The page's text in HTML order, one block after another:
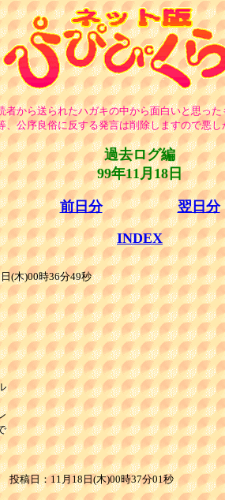
から送られたハガキの中から面白いと思っ
公序良俗に反する発言は削除しますので悪
過去ログ編
99年11月18日
前日分
翌日分
INDEX
(木)00時36分49秒
投稿日：11月18日(木)00時37分01秒